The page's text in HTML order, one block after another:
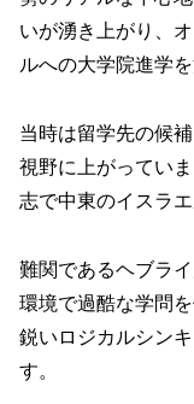
いが湧き上がり、
ルへの大学院進学
当時は留学先の候
視野に上がってい
志で中東のイスラ
難関であるヘブラ
環境で過酷な学問
鋭いロジカルシン
す。